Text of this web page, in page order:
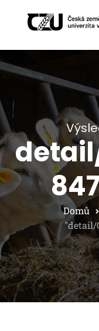
Domů
"detail/